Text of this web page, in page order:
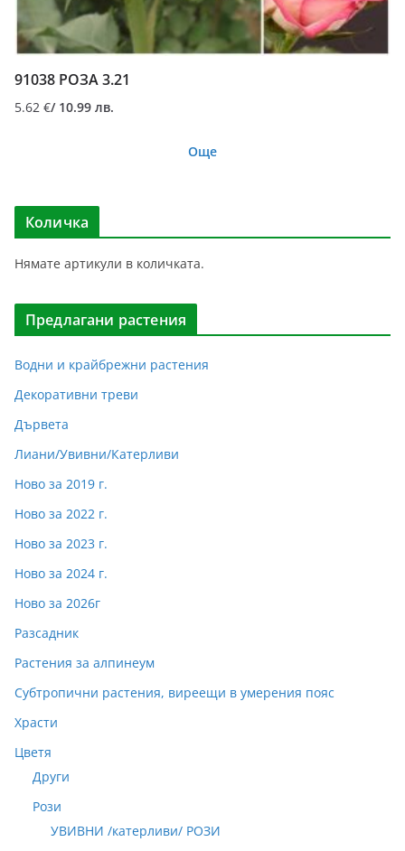
91038 РОЗА 3.21
5.62 €/ 10.99 лв.
Още
Количка
Нямате артикули в количката.
Предлагани растения
Водни и крайбрежни растения
Декоративни треви
Дървета
Лиани/Увивни/Катерливи
Ново за 2019 г.
Ново за 2022 г.
Ново за 2023 г.
Ново за 2024 г.
Ново за 2026г
Разсадник
Растения за алпинеум
Субтропични растения, виреещи в умерения пояс
Храсти
Цветя
Други
Рози
УВИВНИ /катерливи/ РОЗИ